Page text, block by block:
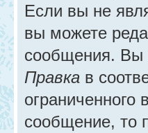
Если вы не
вы можете
сообщения. Вы
Правка в
ограниченного
сообщение, то